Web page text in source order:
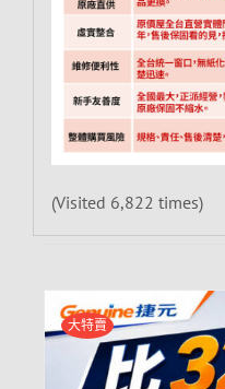
(Visited 6,822 times)
大特賣